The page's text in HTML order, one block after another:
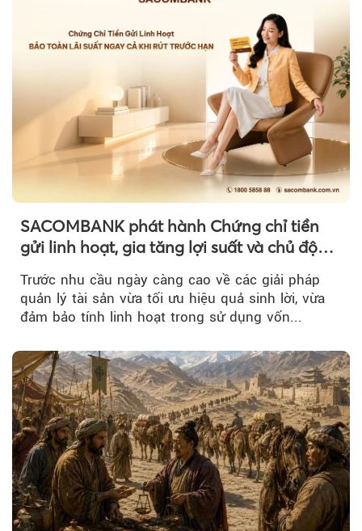
SACOMBANK phát hành Chứng chỉ tiền
gửi linh hoạt, gia tăng lợi suất và chủ động
Trước nhu cầu ngày càng cao về các giải pháp
quản lý tài sản vừa tối ưu hiệu quả sinh lời, vừa
đảm bảo tính linh hoạt trong sử dụng vốn...